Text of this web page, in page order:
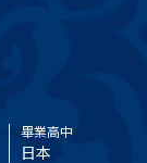
畢業高中
日本